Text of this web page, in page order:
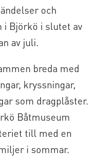
och
Björkö i slutet av
av juli.
breda med
kryssningar,
som dragplåster.
Båtmuseum
till med en
i sommar.